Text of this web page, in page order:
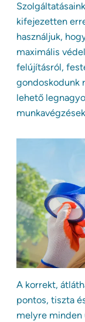
kifejezetten
használjuk,
maximális
felújításról,
gondoskodunk
lehető
A korrekt,
pontos, tiszta
melyre minden